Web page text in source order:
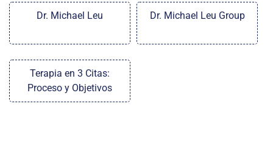
Dr. Michael Leu Dr. Michael Leu Group
Terapia en 3 Citas:
Proceso y Objetivos